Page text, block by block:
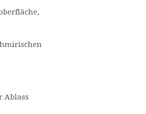
Ablass